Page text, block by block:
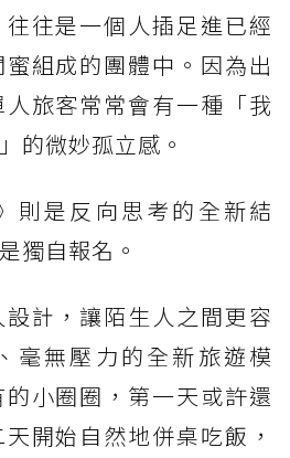
往是一個人插足進已經
組成的團體中。因為出
旅客常常會有一種「我
的微妙孤立感。
則是反向思考的全新結
獨自報名。
計，讓陌生人之間更容
毫無壓力的全新旅遊模
小圈圈，第一天或許還
開始自然地併桌吃飯，